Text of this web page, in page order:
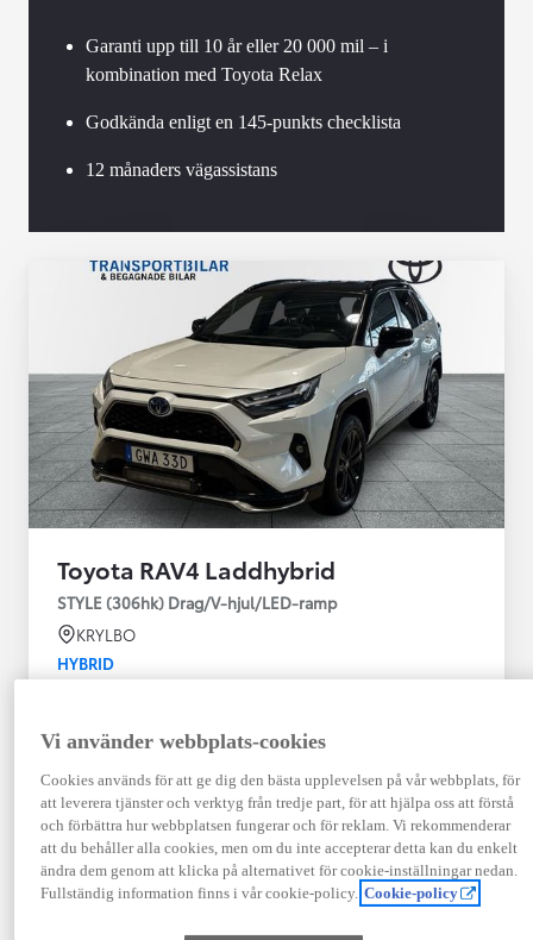
Garanti upp till 10 år eller 20 000 mil – i
kombination med Toyota Relax
Godkända enligt en 145-punkts checklista
12 månaders vägassistans
Toyota RAV4 Laddhybrid
STYLE (306hk) Drag/V-hjul/LED-ramp
KRYLBO
HYBRID
09-2023
Hybrid Bensin
Automat
Visa mer
409 900 kr
Från 4 920 kr/mån
Vi använder webbplats-cookies
Cookies används för att ge dig den bästa upplevelsen på vår webbplats, för
att leverera tjänster och verktyg från tredje part, för att hjälpa oss att förstå
och förbättra hur webbplatsen fungerar och för reklam. Vi rekommenderar
att du behåller alla cookies, men om du inte accepterar detta kan du enkelt
ändra dem genom att klicka på alternativet för cookie-inställningar nedan.
Fullständig information finns i vår cookie-policy. Cookie-policy